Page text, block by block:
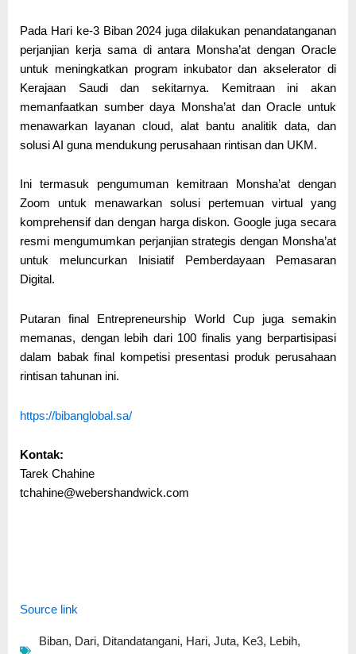
Pada Hari ke-3 Biban 2024 juga dilakukan penandatanganan
perjanjian kerja sama di antara Monsha’at dengan Oracle
untuk meningkatkan program inkubator dan akselerator di
Kerajaan Saudi dan sekitarnya. Kemitraan ini akan
memanfaatkan sumber daya Monsha’at dan Oracle untuk
menawarkan layanan cloud, alat bantu analitik data, dan
solusi AI guna mendukung perusahaan rintisan dan UKM.
Ini termasuk pengumuman kemitraan Monsha’at dengan
Zoom untuk menawarkan solusi pertemuan virtual yang
komprehensif dan dengan harga diskon. Google juga secara
resmi mengumumkan perjanjian strategis dengan Monsha’at
untuk meluncurkan Inisiatif Pemberdayaan Pemasaran
Digital.
Putaran final Entrepreneurship World Cup juga semakin
memanas, dengan lebih dari 100 finalis yang berpartisipasi
dalam babak final kompetisi presentasi produk perusahaan
rintisan tahunan ini.
https://bibanglobal.sa/
Kontak:
Tarek Chahine
tchahine@webershandwick.com
Source link
Biban, Dari, Ditandatangani, Hari, Juta, Ke3, Lebih,